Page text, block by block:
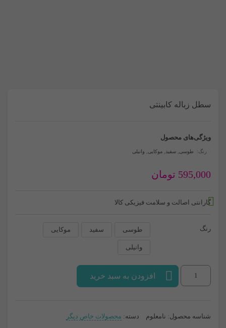
سطل زباله کابینتی
ویژگی‌های محصول
رنگ: طوسی سفید موکایی وانیلی
595,000 تومان
گارانتی اصالت و سلامت فیزیکی کالا
رنگ طوسی سفید موکایی
وانیلی
سطل
زباله
عدد
افزودن به سبد خرید
شناسه محصول: نامعلوم دسته: محصولات خاص دیگر